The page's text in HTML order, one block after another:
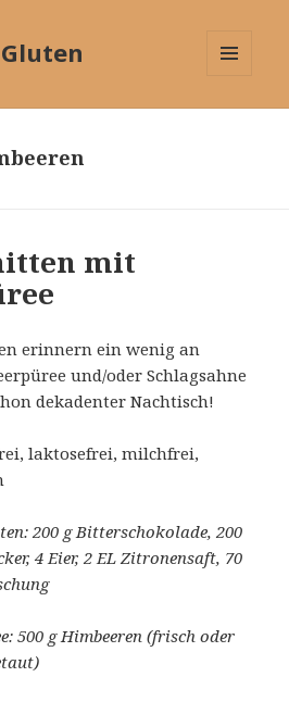
mit
erinnern ein wenig an
und/oder Schlagsahne
dekadenter Nachtisch!
laktosefrei, milchfrei,
200 g Bitterschokolade, 200
4 Eier, 2 EL Zitronensaft, 70
500 g Himbeeren (frisch oder